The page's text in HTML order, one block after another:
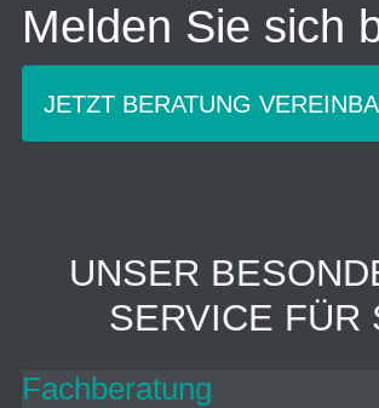
Melden Sie sich
JETZT BERATUNG
UNSER
SERVICE FÜR
Fachberatung